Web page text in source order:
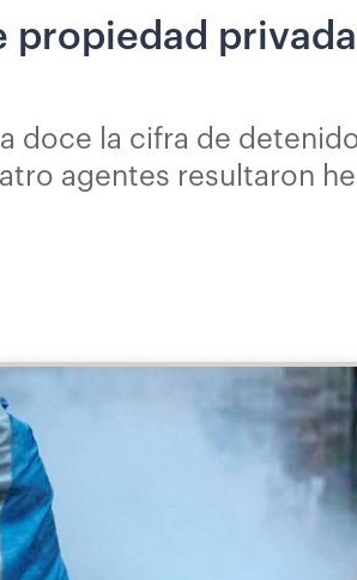
doce la cifra de
agentes resultaron